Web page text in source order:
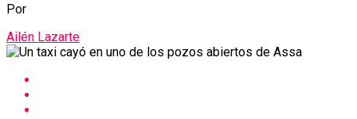
Por
Ailén Lazarte